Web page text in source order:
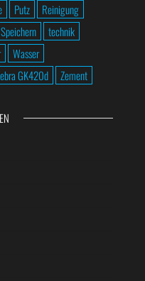
Putz
Reinigung
Speichern
technik
Wasser
GK420d Zement